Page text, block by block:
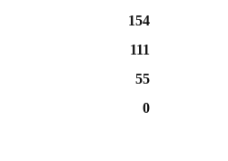
154
111
55
0